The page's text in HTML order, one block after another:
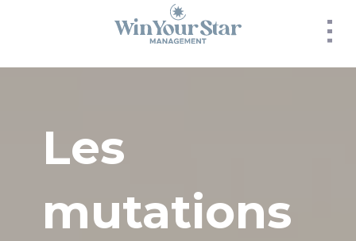
Les
mutations